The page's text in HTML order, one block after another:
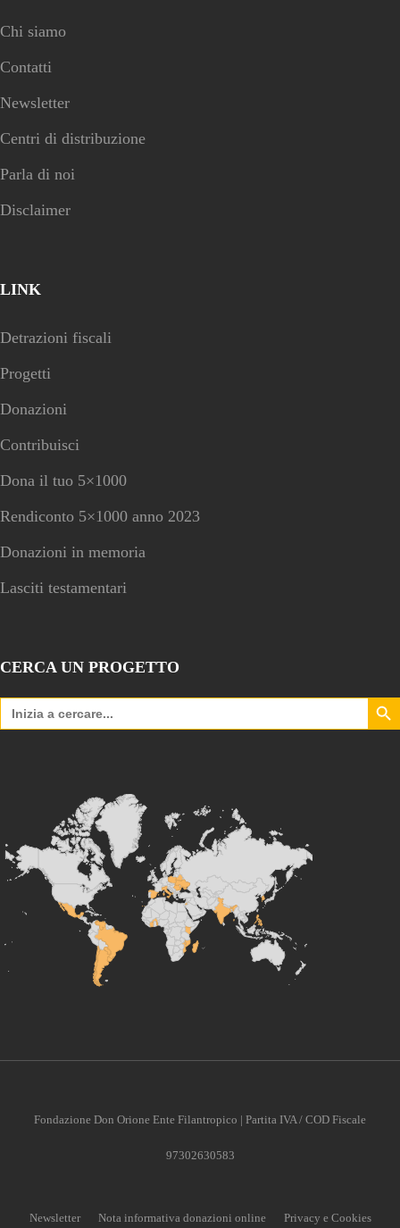
Chi siamo
Contatti
Newsletter
Centri di distribuzione
Parla di noi
Disclaimer
LINK
Detrazioni fiscali
Progetti
Donazioni
Contribuisci
Dona il tuo 5×1000
Rendiconto 5×1000 anno 2023
Donazioni in memoria
Lasciti testamentari
CERCA UN PROGETTO
Search
for:
Search
Fondazione Don Orione Ente Filantropico | Partita IVA / COD Fiscale
97302630583
Newsletter Nota informativa donazioni online Privacy e Cookies